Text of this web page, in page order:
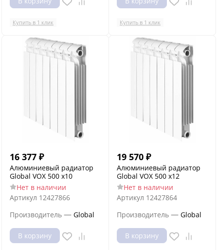
Купить в 1 клик Купить в 1 клик
16 377 ₽
Алюминиевый радиатор
Global VOX 500 x10
Нет в наличии
Артикул 12427866
Производитель — Global
В корзину
19 570 ₽
Алюминиевый радиатор
Global VOX 500 x12
Нет в наличии
Артикул 12427864
Производитель — Global
В корзину